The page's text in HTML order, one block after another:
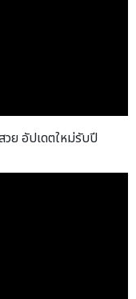
วย อัปเดตใหม่รับปี